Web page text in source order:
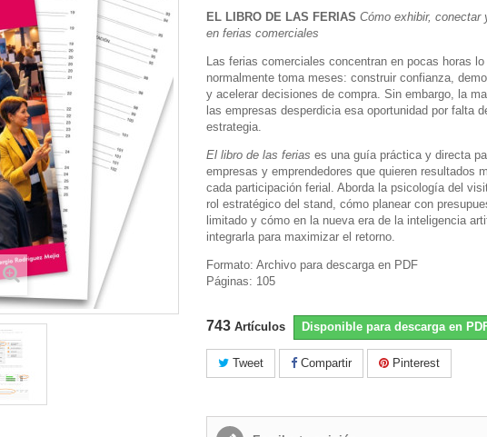
EL LIBRO DE LAS FERIAS Cómo exhibir, conectar
en ferias comerciales
Las ferias comerciales concentran en pocas horas lo
normalmente toma meses: construir confianza,
y acelerar decisiones de compra. Sin embargo, la
las empresas desperdicia esa oportunidad por falta
estrategia.
El libro de las ferias es una guía práctica y directa
empresas y emprendedores que quieren resultados
cada participación ferial. Aborda la psicología del
rol estratégico del stand, cómo planear con
limitado y cómo en la nueva era de la inteligencia
integrarla para maximizar el retorno.
Formato: Archivo para descarga en PDF
Páginas: 105
743 Artículos Disponible para descarga en
Tweet Compartir Pinterest